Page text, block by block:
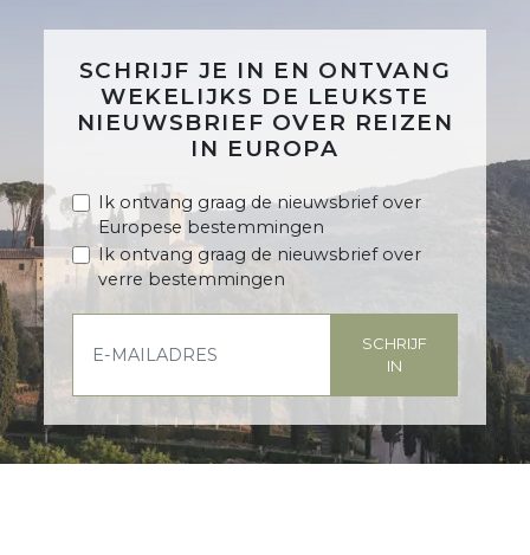
SCHRIJF JE IN EN ONTVANG
WEKELIJKS DE LEUKSTE
NIEUWSBRIEF OVER REIZEN
IN EUROPA
Ik ontvang graag de nieuwsbrief over
Europese bestemmingen
Ik ontvang graag de nieuwsbrief over
verre bestemmingen
SCHRIJF
IN